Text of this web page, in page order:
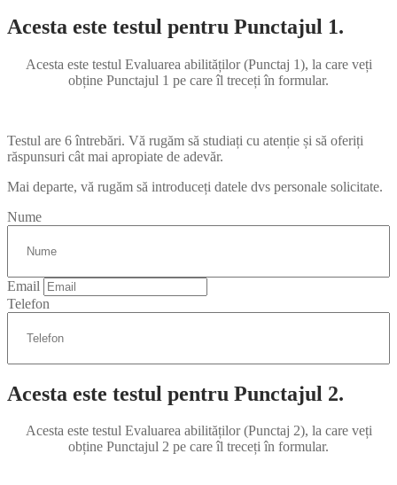
Acesta este testul pentru Punctajul 1.
Acesta este testul Evaluarea abilităților (Punctaj 1), la care veți
obține Punctajul 1 pe care îl treceți în formular.
Testul are 6 întrebări. Vă rugăm să studiați cu atenție și să oferiți
răspunsuri cât mai apropiate de adevăr.
Mai departe, vă rugăm să introduceți datele dvs personale solicitate.
Nume
Email
Telefon
Acesta este testul pentru Punctajul 2.
Acesta este testul Evaluarea abilităților (Punctaj 2), la care veți
obține Punctajul 2 pe care îl treceți în formular.